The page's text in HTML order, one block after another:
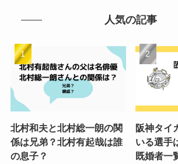
人気の記事
北村和夫と北村総一朗の関
係は兄弟？北村有起哉は誰
の息子？
阪神タイ
いる選手
既婚者一